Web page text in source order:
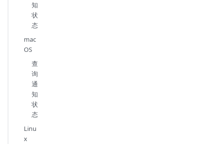
知
状
态
mac
OS
查
询
通
知
状
态
Linu
x